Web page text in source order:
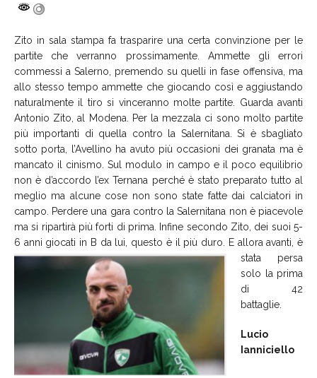
Zito in sala stampa fa trasparire una certa convinzione per le
partite che verranno prossimamente. Ammette gli errori
commessi a Salerno, premendo su quelli in fase offensiva, ma
allo stesso tempo ammette che giocando così e aggiustando
naturalmente il tiro si vinceranno molte partite. Guarda avanti
Antonio Zito, al Modena. Per la mezzala ci sono molto partite
più importanti di quella contro la Salernitana. Si è sbagliato
sotto porta, l’Avellino ha avuto più occasioni dei granata ma è
mancato il cinismo. Sul modulo in campo e il poco equilibrio
non è d’accordo l’ex Ternana perché è stato preparato tutto al
meglio ma alcune cose non sono state fatte dai calciatori in
campo. Perdere una gara contro la Salernitana non è piacevole
ma si ripartirà più forti di prima. Infine secondo Zito, dei suoi 5-
6 anni giocati in B da lui, questo è il più duro. E allora avanti, è
stata persa
solo la prima
di 42
battaglie.
Lucio
Ianniciello